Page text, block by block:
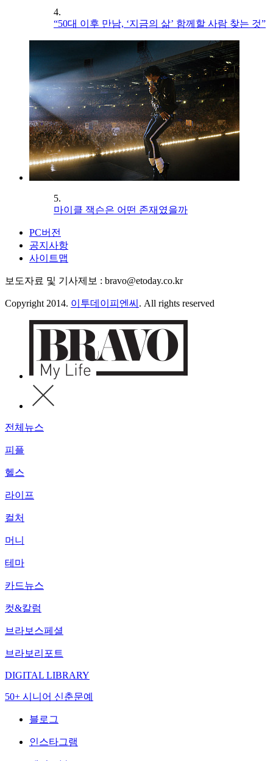
4.
“50대 이후 만남, ‘지금의 삶’ 함께할 사람 찾는 것”
5.
마이클 잭슨은 어떤 존재였을까
PC버전
공지사항
사이트맵
보도자료 및 기사제보 : bravo@etoday.co.kr
Copyright 2014. 이투데이피엔씨 . All rights reserved
전체뉴스
피플
헬스
라이프
컬처
머니
테마
카드뉴스
컷&칼럼
브라보스페셜
브라보리포트
DIGITAL LIBRARY
50+ 시니어 신춘문예
블로그
인스타그램